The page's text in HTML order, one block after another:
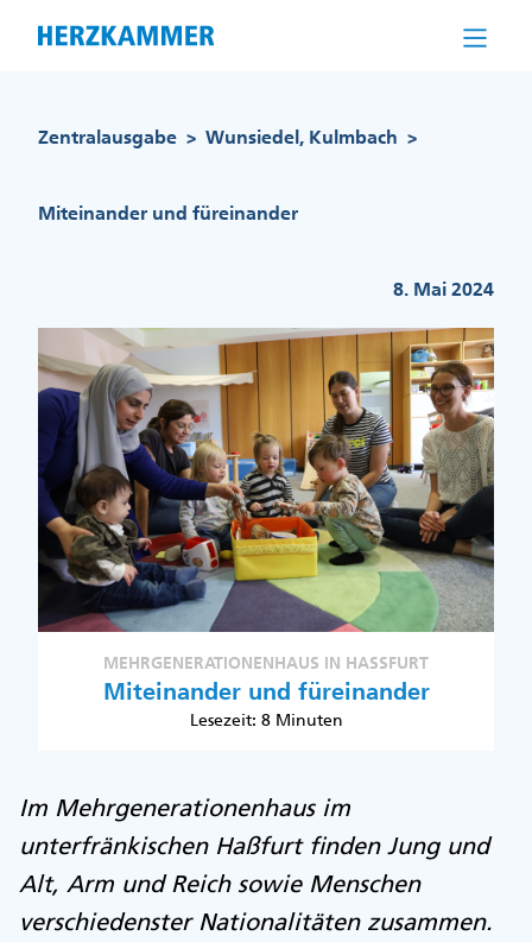
Zentralausgabe > Wunsiedel, Kulmbach >
Miteinander und füreinander
8. Mai 2024
MEHRGENERATIONENHAUS IN HASSFURT
Miteinander und füreinander
Lesezeit: 8 Minuten
Im Mehrgenerationenhaus im
unterfränkischen Haßfurt finden Jung und
Alt, Arm und Reich sowie Menschen
verschiedenster Nationalitäten zusammen.